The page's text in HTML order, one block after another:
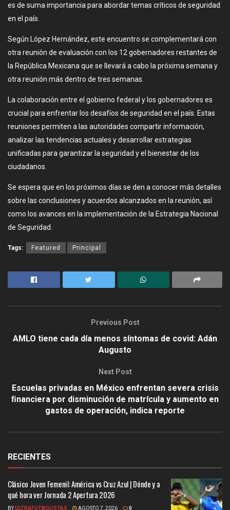
es de suma importancia para abordar temas críticos de seguridad
en el país.
Según López Hernández, este encuentro se complementará con
otra reunión de evaluación con los 12 gobernadores restantes de
la República Mexicana que se llevará a cabo la próxima semana y
otra reunión más dentro de tres semanas.
La colaboración entre el gobierno federal y los gobernadores es
crucial para enfrentar los desafíos de seguridad en el país. Estas
reuniones permiten a las autoridades compartir información,
analizar las tendencias actuales y desarrollar estrategias
unificadas para garantizar la seguridad y el bienestar de los
ciudadanos.
Se espera que en los próximos días se den a conocer más detalles
sobre las conclusiones y acuerdos alcanzados en la reunión, así
como los avances en la implementación de la Estrategia Nacional
de Seguridad.
Tags: Featured Principal
Previous Post
AMLO tiene cada día menos síntomas de covid: Adán
Augusto
Next Post
Escuelas privadas en México enfrentan severa crisis
ﬁnanciera por disminución de matrícula y aumento en
gastos de operación, indica reporte
RECIENTES
Clásico Joven Femenil: América vs Cruz Azul | Dónde y a
qué hora ver Jornada 2 Apertura 2026
BYULTRAFUTBOLISTAS AGOSTO 7, 2026 0